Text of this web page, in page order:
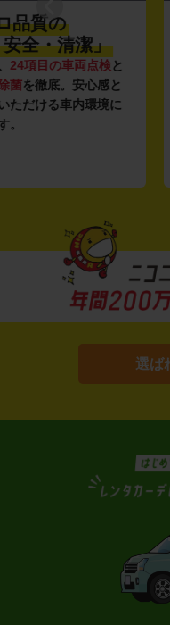
」
検と
感と
境に
登
新し
登録から4年
導入し、快適
います。もち
選ば